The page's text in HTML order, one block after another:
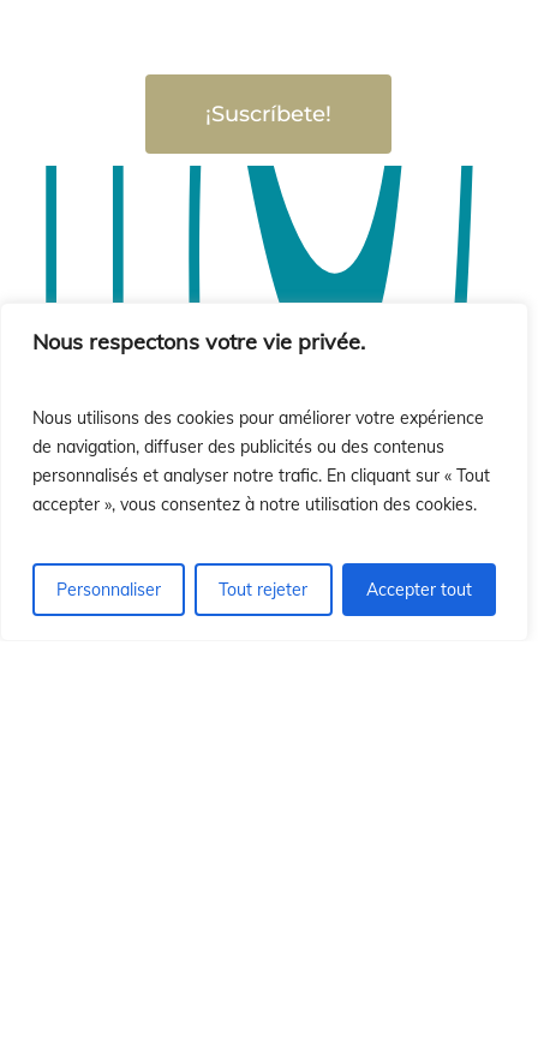
Nous respectons votre vie privée.
Nous utilisons des cookies pour améliorer votre expérience
de navigation, diffuser des publicités ou des contenus
personnalisés et analyser notre trafic. En cliquant sur « Tout
accepter », vous consentez à notre utilisation des cookies.
Personnaliser Tout rejeter Accepter tout
¡Suscríbete!